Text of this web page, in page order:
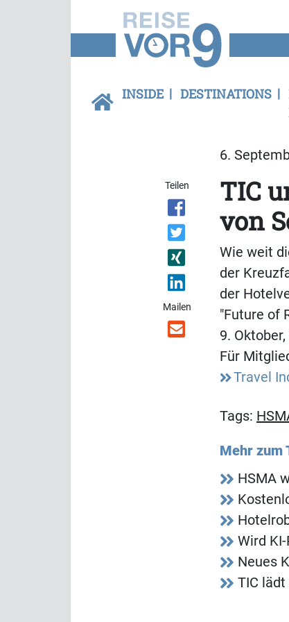
INSIDE DESTINATIONS
6.
Teilen
Mailen
TIC
von
Wie weit
der
der
"Future of
9.
Für
Travel
Tags:
Mehr zum
HSMA
Wird
Neues
TIC